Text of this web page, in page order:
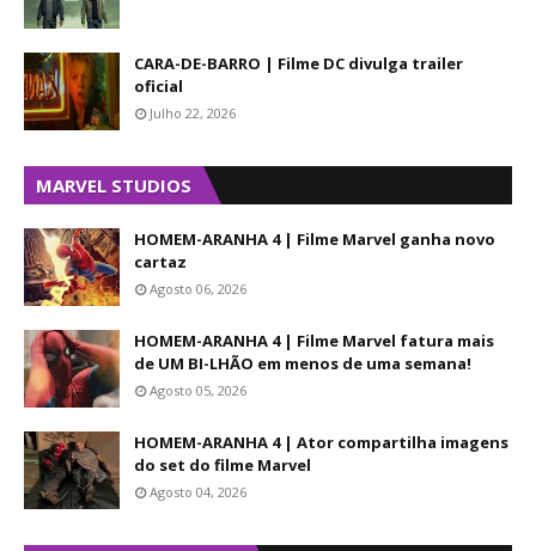
CARA-DE-BARRO | Filme DC divulga trailer
oficial
Julho 22, 2026
MARVEL STUDIOS
HOMEM-ARANHA 4 | Filme Marvel ganha novo
cartaz
Agosto 06, 2026
HOMEM-ARANHA 4 | Filme Marvel fatura mais
de UM BI-LHÃO em menos de uma semana!
Agosto 05, 2026
HOMEM-ARANHA 4 | Ator compartilha imagens
do set do filme Marvel
Agosto 04, 2026